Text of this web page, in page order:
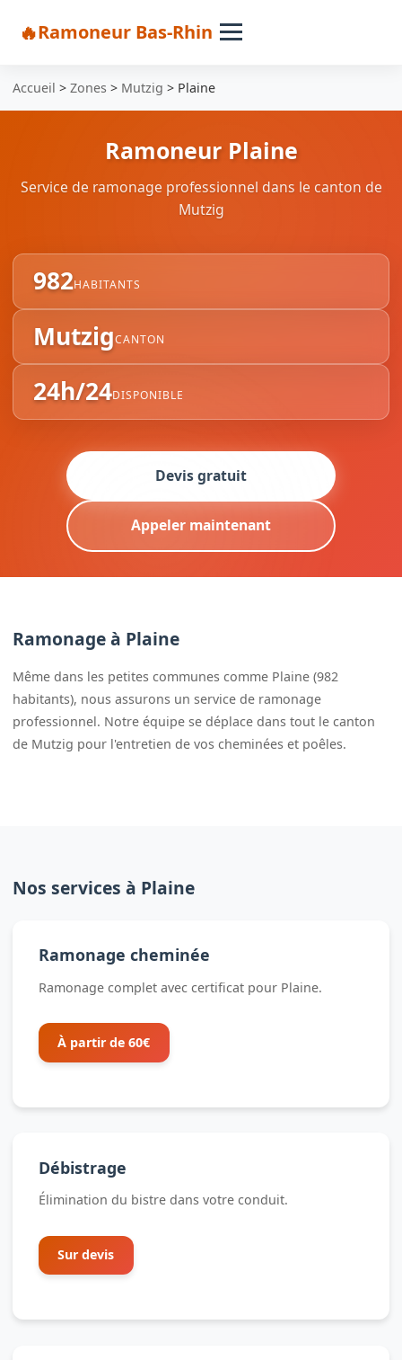
Ramoneur Bas-Rhin
Accueil >Zones > Mutzig > Plaine
Ramoneur Plaine
Service de ramonage professionnel dans le canton de
Mutzig
982HABITANTS
MutzigCANTON
24h/24DISPONIBLE
Devis gratuit
Appeler maintenant
Ramonage à Plaine
Même dans les petites communes comme Plaine (982
habitants), nous assurons un service de ramonage
professionnel. Notre équipe se déplace dans tout le canton
de Mutzig pour l'entretien de vos cheminées et poêles.
Nos services à Plaine
Ramonage cheminée
Ramonage complet avec certificat pour Plaine.
À partir de 60€
Débistrage
Élimination du bistre dans votre conduit.
Sur devis